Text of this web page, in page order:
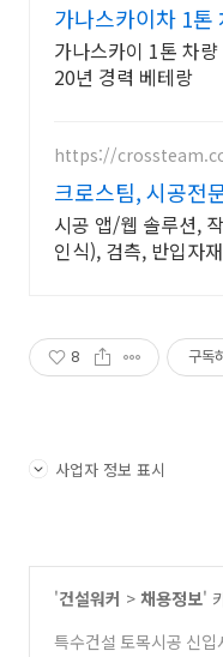
가나스카이차 1톤
가나스카이 1톤 차
20년 경력 베테랑
https://
크로스팀, 시공전
시공 앱/웹 솔루션,
인식), 검측, 반입자
8 구독
사업자 정보 표시
'건설워커 > 채용정보'
특수건설 토목시공 신입